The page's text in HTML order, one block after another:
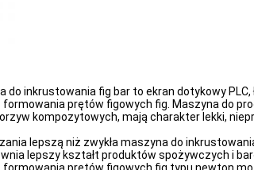
inkrustowania fig bar to ekran dotykowy PLC,
prętów figowych fig. Maszyna do
kompozytowych, mają charakter lekki,
lepszą niż zwykła maszyna do
lepszy kształt produktów spożywczych i